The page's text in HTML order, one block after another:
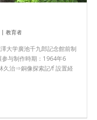
教育者
大学廣池千九郎記念館前制
与制作時期：1964年6
久治⇒銅像探索記/f 設置経